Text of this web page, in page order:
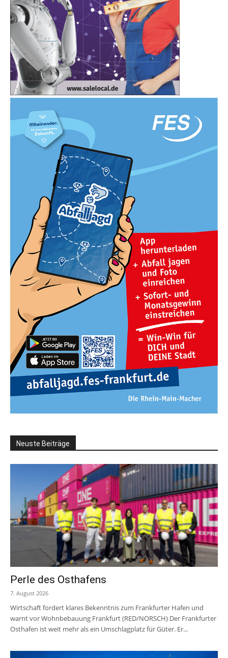
Neuste Beiträge
Perle des Osthafens
7. August 2026
Wirtschaft fordert klares Bekenntnis zum Frankfurter Hafen und
warnt vor Wohnbebauung Frankfurt (RED/NORSCH) Der Frankfurter
Osthafen ist weit mehr als ein Umschlagplatz für Güter. Er...